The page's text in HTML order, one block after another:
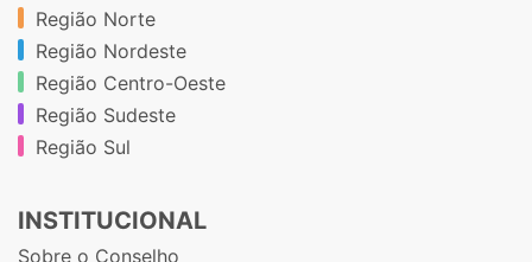
Região Norte
Região Nordeste
Região Centro-Oeste
Região Sudeste
Região Sul
INSTITUCIONAL
Sobre o Conselho